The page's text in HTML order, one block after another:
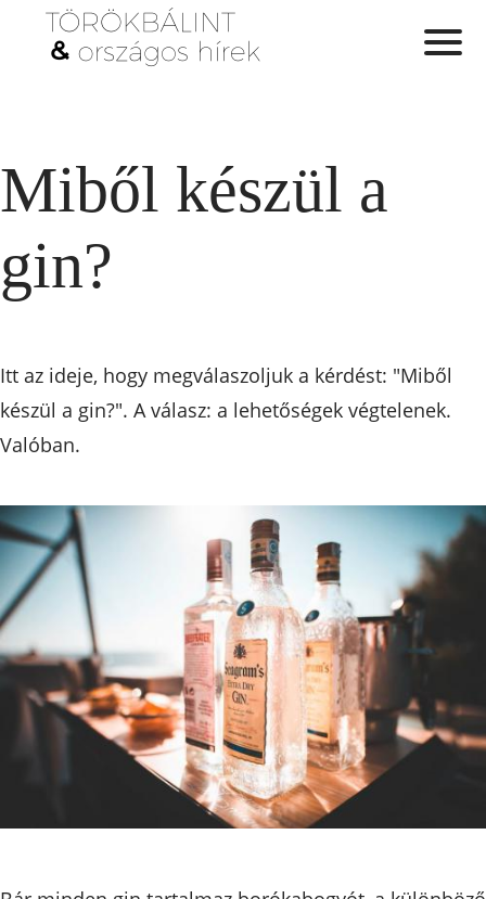
Miből készül a
gin?
Itt az ideje, hogy megválaszoljuk a kérdést: "Miből
készül a gin?". A válasz: a lehetőségek végtelenek.
Valóban.